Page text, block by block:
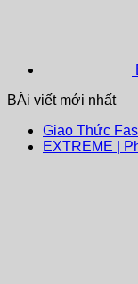
BÀi viết mới nhất
Giao Thức
EXTREME |